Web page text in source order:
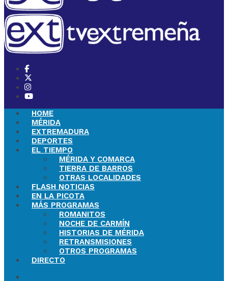
HOME
MÉRIDA
EXTREMADURA
DEPORTES
EL TIEMPO
MÉRIDA Y COMARCA
TIERRA DE BARROS
OTRAS LOCALIDADES
FLASH NOTICIAS
EN LA PICOTA
MÁS PROGRAMAS
ROMANITOS
NOCHE DE CARMÍN
HISTORIAS DE MÉRIDA
RETRANSMISIONES
OTROS PROGRAMAS
DIRECTO